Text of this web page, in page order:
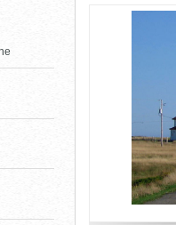
Contenu